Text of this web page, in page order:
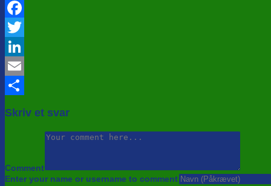
Facebook
Twitter
LinkedIn
Email
Skriv et svar
Comment
Enter your name or username to comment